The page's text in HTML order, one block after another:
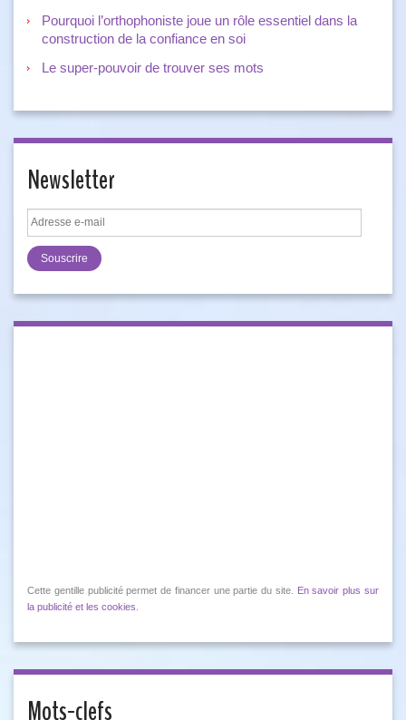
Pourquoi l’orthophoniste joue un rôle essentiel dans la
construction de la confiance en soi
Le super-pouvoir de trouver ses mots
Newsletter
Adresse
e-
mail
Cette gentille publicité permet de financer une partie du site.
En savoir plus sur
la publicité et les cookies
Mots-clefs